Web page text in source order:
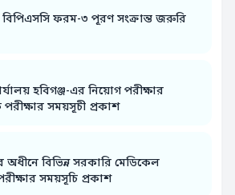
ফরম-৩ পূরণ সংক্রান্ত জরুরি
হবিগঞ্জ-এর নিয়োগ পরীক্ষার
সময়সূচী প্রকাশ
অধীনে বিভিন্ন সরকারি মেডিকেল
সময়সূচি প্রকাশ